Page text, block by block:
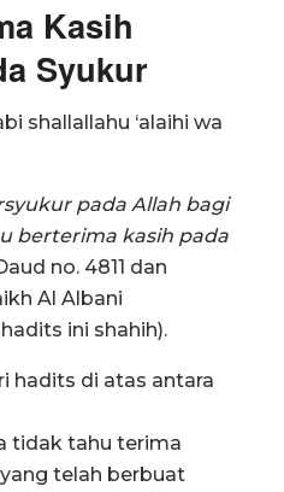
Kasih
Syukur
shallallahu ‘alaihi wa
pada Allah bagi
berterima kasih pada
no. 4811 dan
Al Albani
ini shahih).
hadits di atas antara
tidak tahu terima
telah berbuat